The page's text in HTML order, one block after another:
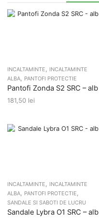
INCALTAMINTE, INCALTAMINTE
ALBA, PANTOFI PROTECTIE
Pantofi Zonda S2 SRC – alb
181,50 lei
INCALTAMINTE, INCALTAMINTE
ALBA, PANTOFI PROTECTIE,
SANDALE SI SABOTI DE LUCRU
Sandale Lybra O1 SRC – alb